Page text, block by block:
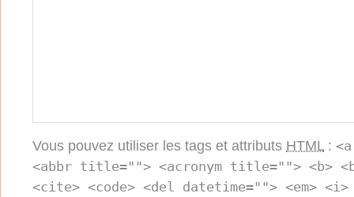
Vous pouvez utiliser les tags et attributs HTML :
<abbr title=""> <acronym title=""> <b>
<cite> <code> <del datetime=""> <em>